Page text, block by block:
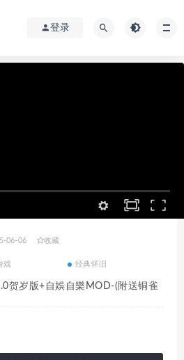
登录
06-06 收藏
戏 经典怀旧
贺岁版+自娛自樂MOD-(附送铜雀